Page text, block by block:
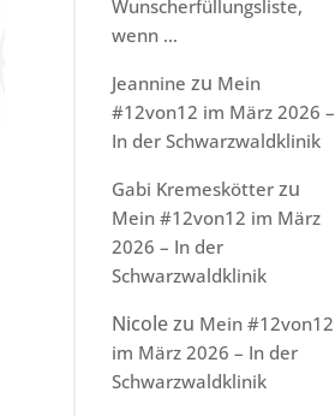
Wunscherfüllungsliste,
wenn …
Jeannine zu Mein
#12von12 im März 2026 –
In der Schwarzwaldklinik
Gabi Kremeskötter zu
Mein #12von12 im März
2026 – In der
Schwarzwaldklinik
Nicolezu Mein #12von12
im März 2026 – In der
Schwarzwaldklinik